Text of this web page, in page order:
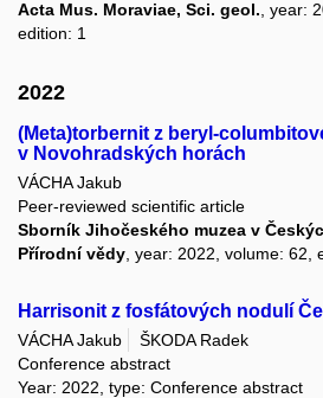
Acta Mus. Moraviae, Sci. geol., year:
edition: 1
2022
(Meta)torbernit z beryl-
v Novohradských horách
VÁCHA Jakub
Peer-reviewed scientific article
Sborník Jihočeského muzea v
Přírodní vědy , year: 2022, volume: 62,
Harrisonit z fosfátových nodulí
VÁCHA Jakub
ŠKODA Radek
Conference abstract
Year: 2022, type: Conference abstract